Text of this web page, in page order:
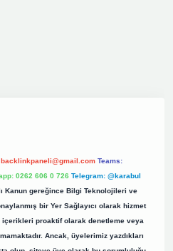
backlinkpaneli@gmail.com Teams:
0262 606 0 726 Telegram: @karabul
Kanun gereğince Bilgi Teknolojileri ve
bir Yer Sağlayıcı olarak hizmet
proaktif olarak denetleme veya
Ancak, üyelerimiz yazdıkları